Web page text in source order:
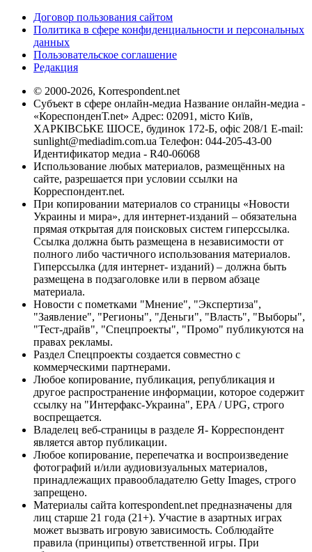
Договор пользования сайтом
Политика в сфере конфиденциальности и персональных
данных
Пользовательское соглашение
Редакция
© 2000-2026, Korrespondent.net
Субъект в сфере онлайн-медиа Название онлайн-медиа -
«КореспонденТ.net» Адрес: 02091, місто Київ,
ХАРКІВСЬКЕ ШОСЕ, будинок 172-Б, офіс 208/1 E-mail:
sunlight@mediadim.com.ua Телефон: 044-205-43-00
Идентификатор медиа - R40-06068
Использование любых материалов, размещённых на
сайте, разрешается при условии ссылки на
Корреспондент.net.
При копировании материалов со страницы «Новости
Украины и мира», для интернет-изданий – обязательна
прямая открытая для поисковых систем гиперссылка.
Ссылка должна быть размещена в независимости от
полного либо частичного использования материалов.
Гиперссылка (для интернет- изданий) – должна быть
размещена в подзаголовке или в первом абзаце
материала.
Новости с пометками "Мнение", "Экспертиза",
"Заявление", "Регионы", "Деньги", "Власть", "Выборы",
"Тест-драйв", "Спецпроекты", "Промо" публикуются на
правах рекламы.
Раздел Спецпроекты создается совместно с
коммерческими партнерами.
Любое копирование, публикация, републикация и
другое распространение информации, которое содержит
ссылку на "Интерфакс-Украина", EPA / UPG, строго
воспрещается.
Владелец веб-страницы в разделе Я- Корреспондент
является автор публикации.
Любое копирование, перепечатка и воспроизведение
фотографий и/или аудиовизуальных материалов,
принадлежащих правообладателю Getty Images, строго
запрещено.
Материалы сайта korrespondent.net предназначены для
лиц старше 21 года (21+). Участие в азартных играх
может вызвать игровую зависимость. Соблюдайте
правила (принципы) ответственной игры. При